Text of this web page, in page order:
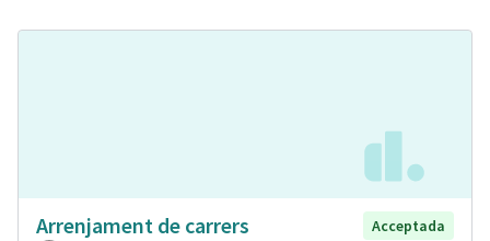
Arrenjament de carrers
Acceptada